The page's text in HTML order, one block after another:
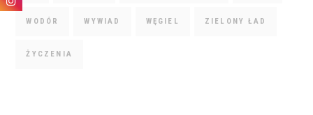
WODÓR WYWIAD WĘGIEL ZIELONY ŁAD
ŻYCZENIA